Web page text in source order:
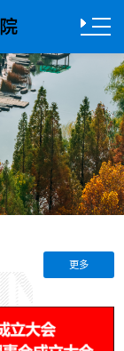
更多